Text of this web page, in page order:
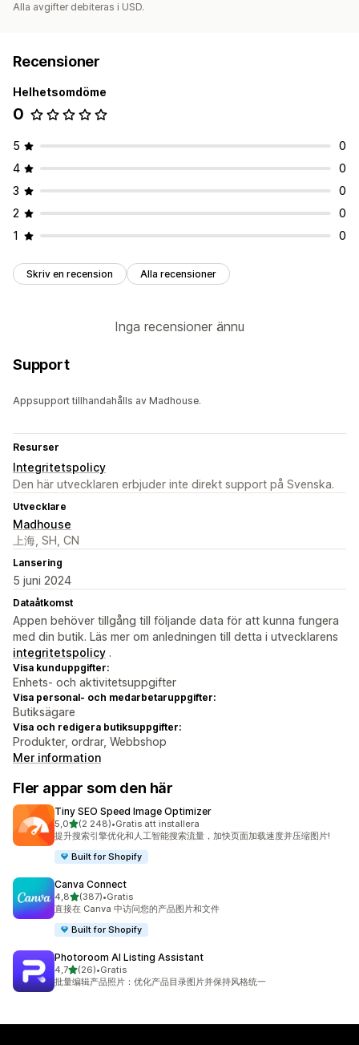
Alla avgifter debiteras i USD.
Recensioner
Helhetsomdöme
0
5
0
4
0
3
0
2
0
1
0
Skriv en recension Alla recensioner
Inga recensioner ännu
Support
Appsupport tillhandahålls av Madhouse.
Resurser
Integritetspolicy
Den här utvecklaren erbjuder inte direkt support på Svenska.
Utvecklare
Madhouse
上海, SH, CN
Lansering
5 juni 2024
Dataåtkomst
Appen behöver tillgång till följande data för att kunna fungera
med din butik. Läs mer om anledningen till detta i utvecklarens
integritetspolicy .
Visa kunduppgifter:
Enhets- och aktivitetsuppgifter
Visa personal- och medarbetaruppgifter:
Butiksägare
Visa och redigera butiksuppgifter:
Produkter, ordrar, Webbshop
Mer information
Fler appar som den här
Tiny SEO Speed Image Optimizer
5,0av 5 stjärnor
(2 248)
2248 recensioner totalt
•Gratis att installera
提升搜索引擎优化和人工智能搜索流量，加快页面加载速度并压缩图片!
Built for Shopify
Canva Connect
4,8av 5 stjärnor
(387)
387 recensioner totalt
•Gratis
直接在 Canva 中访问您的产品图片和文件
Built for Shopify
Photoroom AI Listing Assistant
4,7av 5 stjärnor
(26)
26 recensioner totalt
•Gratis
批量编辑产品照片：优化产品目录图片并保持风格统一